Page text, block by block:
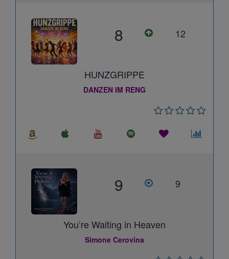
8 12
HUNZGRIPPE
DANZEN IM RENG
9 9
You’re Waiting in Heaven
Simone Cerovina